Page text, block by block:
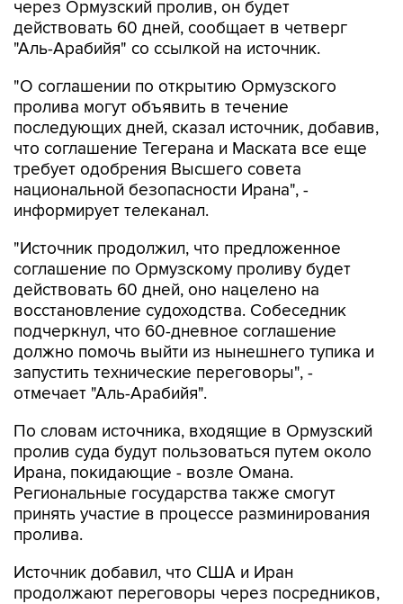
через Ормузский пролив, он будет
действовать 60 дней, сообщает в четверг
"Аль-Арабийя" со ссылкой на источник.
"О соглашении по открытию Ормузского
пролива могут объявить в течение
последующих дней, сказал источник, добавив,
что соглашение Тегерана и Маската все еще
требует одобрения Высшего совета
национальной безопасности Ирана", -
информирует телеканал.
"Источник продолжил, что предложенное
соглашение по Ормузскому проливу будет
действовать 60 дней, оно нацелено на
восстановление судоходства. Собеседник
подчеркнул, что 60-дневное соглашение
должно помочь выйти из нынешнего тупика и
запустить технические переговоры", -
отмечает "Аль-Арабийя".
По словам источника, входящие в Ормузский
пролив суда будут пользоваться путем около
Ирана, покидающие - возле Омана.
Региональные государства также смогут
принять участие в процессе разминирования
пролива.
Источник добавил, что США и Иран
продолжают переговоры через посредников,